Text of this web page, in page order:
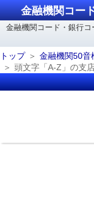
金融機関コー
金融機関コード・銀行
トップ
金融機関50音
頭文字「A-Z」の支